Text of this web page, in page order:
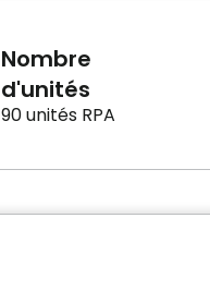
Nombre
d'unités
90 unités RPA